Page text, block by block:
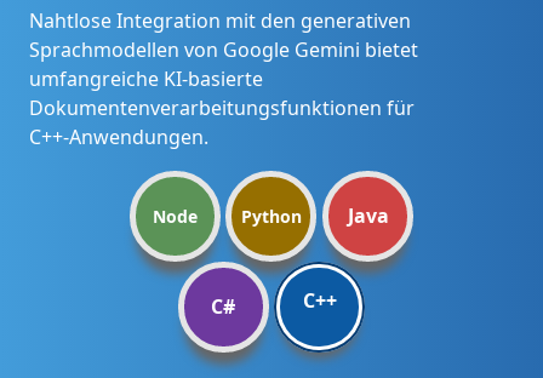
Nahtlose Integration mit den generativen
Sprachmodellen von Google Gemini bietet
umfangreiche KI-basierte
Dokumentenverarbeitungsfunktionen für
C++‑Anwendungen.
Node Python Java
C# C++